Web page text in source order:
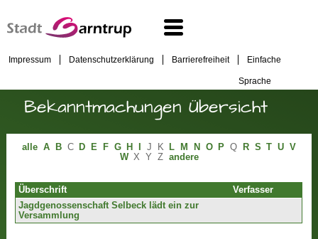
Impressum Datenschutzerklärung Barrierefreiheit Einfache
Sprache
Bekanntmachungen Übersicht
alle A B C D E F G H J K L M N O P Q R S T U V
W X Y Z andere
Überschrift
Verfasser
Jagdgenossenschaft Selbeck lädt ein zur
Versammlung